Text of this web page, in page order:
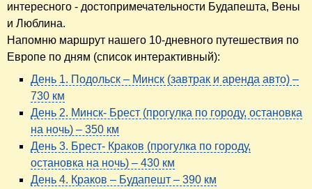
интересного - достопримечательности Будапешта, Вены
и Люблина.
Напомню маршрут нашего 10-дневного путешествия по
Европе по дням (список интерактивный):
День 1. Подольск – Минск (завтрак и аренда авто) –
730 км
День 2. Минск- Брест (прогулка по городу, остановка
на ночь) – 350 км
День 3. Брест- Краков (прогулка по городу,
остановка на ночь) – 430 км
День 4. Краков – Будапешт – 390 км